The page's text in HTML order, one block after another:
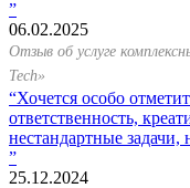
06.02.2025
Отзыв об услуге
Tech»
Хочется особо
ответственность,
нестандартные задачи,
25.12.2024